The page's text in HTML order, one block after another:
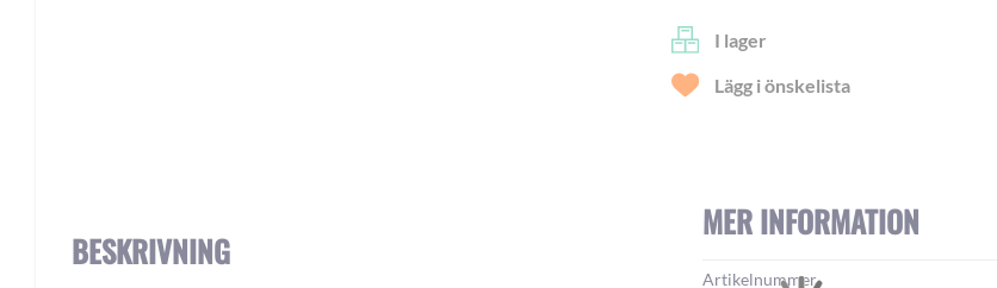
I lager
Lägg i önskelista
gallery
BESKRIVNING
MER INFORMATION
Mer
Artikelnummer